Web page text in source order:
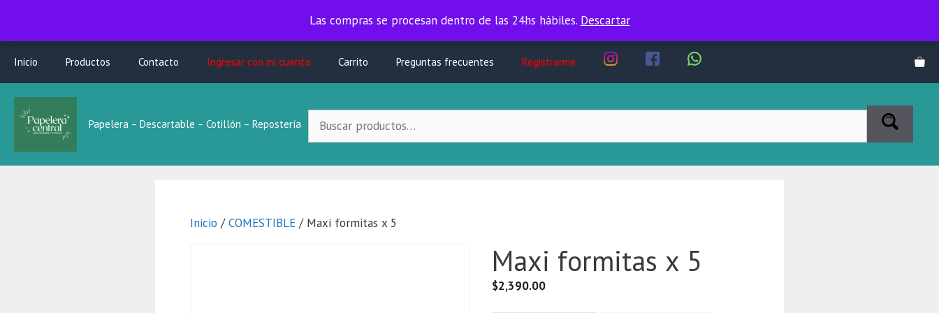
Las compras se procesan dentro de las 24hs hábiles.
Las compras se procesan dentro de las 24hs hábiles. Descartar
contenido
Inicio Productos Contacto Ingresar con mi cuenta Carrito Preguntas frecuentes Registrarme
Papelera – Descartable – Cotillón – Repostería
Buscar
Local:
Inicio /COMESTIBLE / Maxi formitas x 5
Maxi formitas x 5
$2,390.00